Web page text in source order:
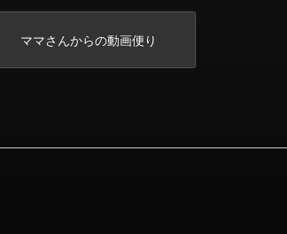
ママさんからの動画便り